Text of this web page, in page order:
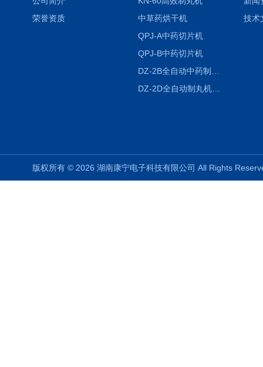
荣誉资质
中草药烘干机
QPJ-A中药切片机
QPJ-B中药切片机
DZ-2D全自动制丸机三根条DZ-2D
技术
版权所有 © 2026 湖南康宁电子科技有限公司 All Rights